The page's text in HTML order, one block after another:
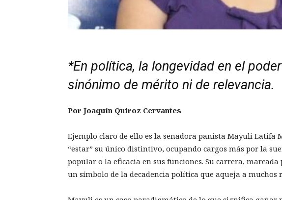
*En política, la longevidad en el
sinónimo de mérito ni de relevancia.
Por Joaquín Quiroz Cervantes
Ejemplo claro de ello es la senadora panista Mayuli Latifa
“estar” su único distintivo, ocupando cargos más por la
popular o la eficacia en sus funciones. Su carrera,
un símbolo de la decadencia política que aqueja a muchos